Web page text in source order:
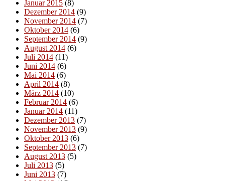
Januar 2015 (8)
Dezember 2014 (9)
November 2014 (7)
Oktober 2014 (6)
September 2014 (9)
August 2014 (6)
Juli 2014 (11)
Juni 2014 (6)
Mai 2014 (6)
April 2014 (8)
März 2014 (10)
Februar 2014 (6)
Januar 2014 (11)
Dezember 2013 (7)
November 2013 (9)
Oktober 2013 (6)
September 2013 (7)
August 2013 (5)
Juli 2013 (5)
Juni 2013 (7)